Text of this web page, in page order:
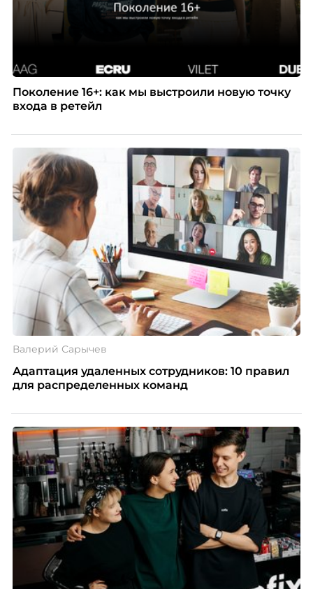
Поколение 16+: как мы выстроили новую точку
входа в ретейл
Валерий Сарычев
Адаптация удаленных сотрудников: 10 правил
для распределенных команд